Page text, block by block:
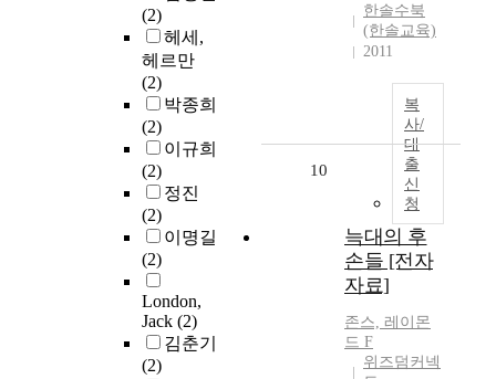
(2)
헤세,
헤르만
(2)
박종희
(2)
이규희
(2)
정진
(2)
이명길
(2)
London,
Jack (2)
김춘기
(2)
한솔수북
(한솔교육)
2011
복
사/
대
출
신
청
10
늑대의 후
손들 [전자
자료]
존스, 레이몬
드 F
위즈덤커넥